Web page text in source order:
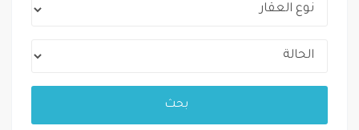
بحث